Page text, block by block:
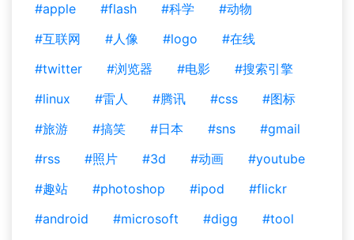
#apple
#flash #科学
#动物
#互联网
#人像 #logo
#在线
#twitter
#浏览器 #电影
#搜索引擎
#linux
#雷人 #腾讯 #css
#图标
#旅游
#搞笑 #日本 #sns
#gmail
#rss
#照片 #3d #动画
#youtube
#趣站
#photoshop #ipod
#flickr
#android
#microsoft #digg
#tool